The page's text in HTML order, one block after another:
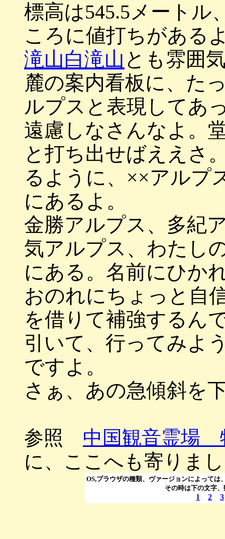
標高は545.5メートル
ころに値打ちがある
滝山白滝山 とも雰囲
麓の案内看板に、た
ルプスと表現してあ
遠慮しなさんなよ。
と打ち出せばええさ
るように、××アルプ
にあるよ。
金勝アルプス、多紀
気アルプス、わたし
にある。名前にひか
おのれにちょっと自
を借りて補強するん
引いて、行ってみよ
ですよ。
さぁ、あの急傾斜を
参照 中国観音霊場
に、ここへも寄りま
OS,プラウザの種類、ヴァージョンによっては
その時は下の文字
1 2 3